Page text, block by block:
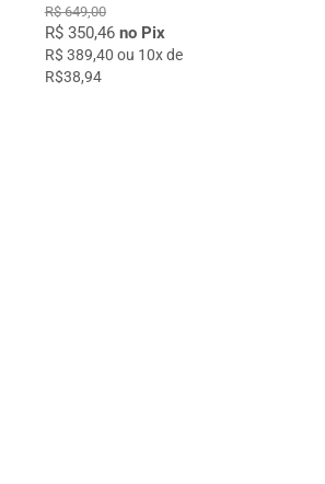
R$ 649,00
R$ 350,46 no Pix
R$ 389,40 ou 10x de
R$38,94